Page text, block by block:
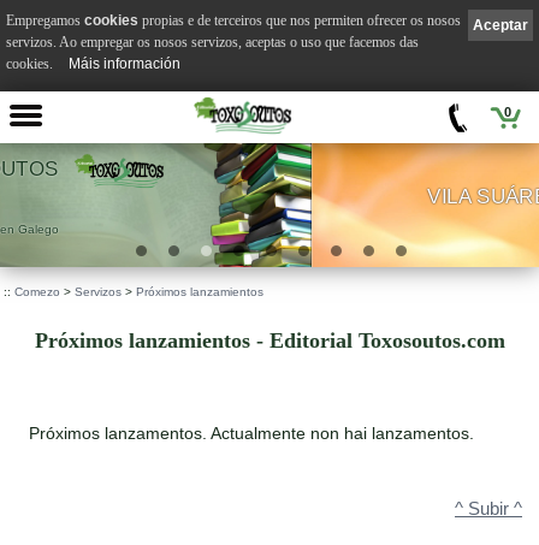
0
VILA SUÁREZ
:: Comezo > Servizos > Próximos lanzamientos
Próximos lanzamientos - Editorial Toxosoutos.com
Próximos lanzamentos. Actualmente non hai lanzamentos.
^ Subir ^
Aceptar
Empregamos cookies propias e de terceiros que nos permiten ofrecer os nosos
servizos. Ao empregar os nosos servizos, aceptas o uso que facemos das
cookies.
Máis información